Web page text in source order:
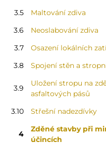
3.5
Maltování zdiva
3.6
Neoslabování zdiva
3.7
Osazení lokálních
3.8
Spojení stěn a
3.9
Uložení stropu na
asfaltových pásů
3.10
Střešní nadezdívky
4
Zděné stavby při
účincích